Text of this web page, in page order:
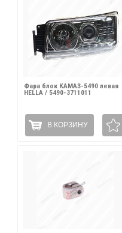
Фара блок КАМАЗ-5490 левая
HELLA / 5490-3711011
В КОРЗИНУ